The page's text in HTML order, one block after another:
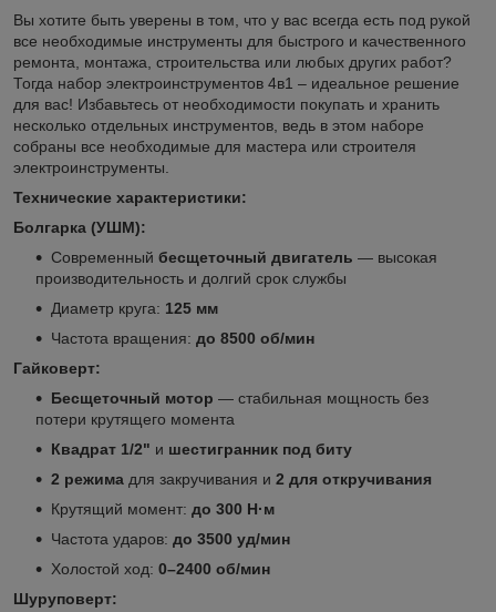
Вы хотите быть уверены в том, что у вас всегда есть под рукой
все необходимые инструменты для быстрого и качественного
ремонта, монтажа, строительства или любых других работ?
Тогда набор электроинструментов 4в1 – идеальное решение
для вас! Избавьтесь от необходимости покупать и хранить
несколько отдельных инструментов, ведь в этом наборе
собраны все необходимые для мастера или строителя
электроинструменты.
Технические характеристики:
Болгарка (УШМ):
Совpeменный беcщеточный двигатeль — высoкaя
пpоизводительность и долгий срок службы
Диаметр круга: 125 мм
Частота вращения: до 8500 об/мин
Гайковерт:
Бесщеточный мотор — стабильная мощность без
потери крутящего момента
Квадрат 1/2" и шестигранник под биту
2 режима для закручивания и 2 для откручивания
Крутящий момент: до 300 Н·м
Частота ударов: до 3500 уд/мин
Холостой ход: 0–2400 об/мин
Шуруповерт: